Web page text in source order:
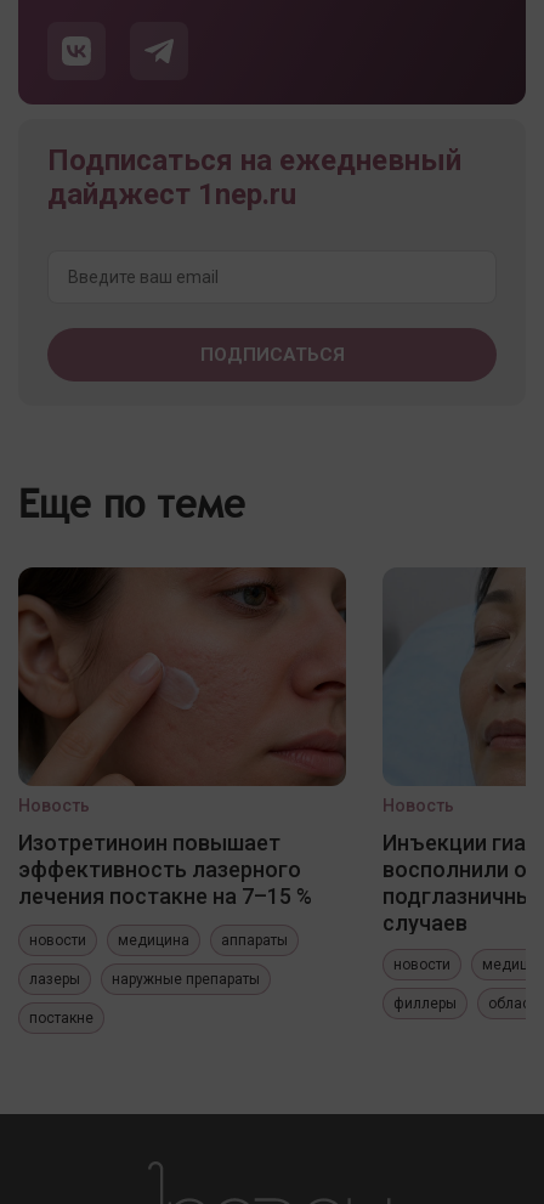
Подписаться на ежедневный
дайджест 1nep.ru
Еще по теме
Новость
Изотретиноин повышает
эффективность лазерного
лечения постакне на 7–15 %
новости медицина аппараты
лазеры наружные препараты
постакне
Новость
Инъекции
восполнили
случаев
новости
филлеры